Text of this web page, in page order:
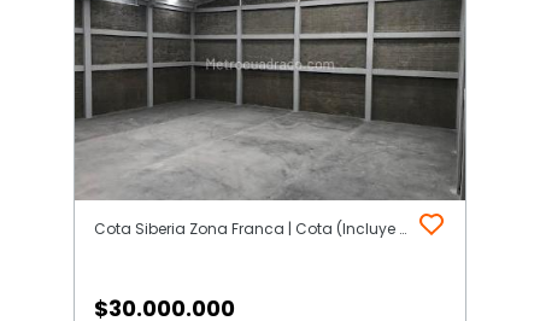
Cota Siberia Zona Franca | Cota (Incluye Siberia)
$30.000.000